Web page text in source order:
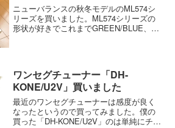
ニューバランスの秋冬モデルのML574シ
リーズを買いました。ML574シリーズの
形状が好きでこれまでGREEN/BLUE、
ワンセグチューナー「DH-
KONE/U2V」買いました
最近のワンセグチューナーは感度が良く
なったというので買ってみました。僕の
買った「DH-KONE/U2V」のは単純にチュ